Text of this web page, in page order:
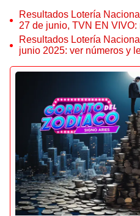
Resultados Lotería
27 de junio, TVN EN
Gordito del Zodiaco, hora y
Resultados Lotería
junio 2025: ver números y